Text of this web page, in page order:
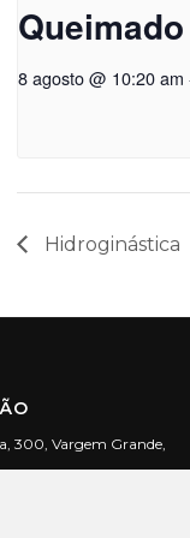
8 agosto @ 10:20 am
Hidroginástica
300, Vargem Grande,